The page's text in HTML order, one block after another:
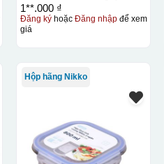
1**.000 ₫
Đăng ký hoặcĐăng nhập để xem
giá
Hộp hãng Nikko